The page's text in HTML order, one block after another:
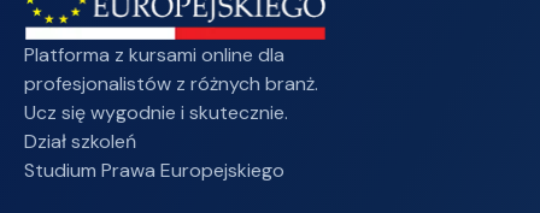
Platforma z kursami online dla
profesjonalistów z różnych branż.
Ucz się wygodnie i skutecznie.
Dział szkoleń
Studium Prawa Europejskiego